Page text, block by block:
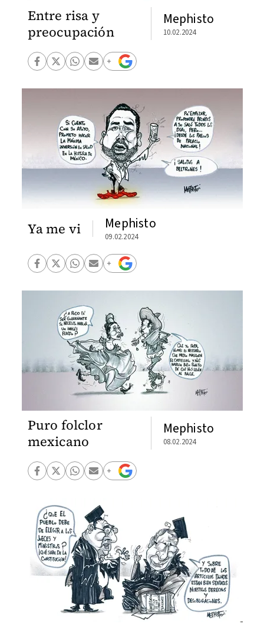
Entre risa y
preocupación
Mephisto
10.02.2024
Ya me vi Mephisto
09.02.2024
Puro folclor
mexicano
Mephisto
08.02.2024